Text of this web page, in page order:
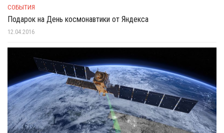
СОБЫТИЯ
Подарок на День космонавтики от Яндекса
12.04.2016